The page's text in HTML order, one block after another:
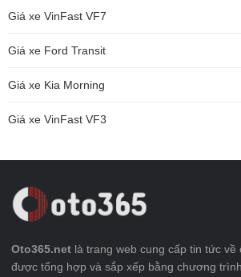
Giá xe VinFast VF7
Giá xe Ford Transit
Giá xe Kia Morning
Giá xe VinFast VF3
Oto365.net là trang web cung cấp tin tức về
được tổng hợp và sắp xếp bằng chương